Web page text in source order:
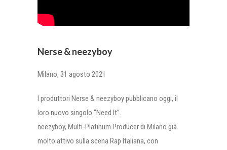
Nerse & neezyboy
Milano, 31 agosto 2021
I produttori Nerse & neezyboy pubblicano oggi, il
loro nuovo singolo “Need It”.
neezyboy, Multi-Platinum Producer di Milano già
molto attivo sulla scena Rap Italiana, con